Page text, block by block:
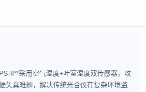
II**采用空气湿度+叶室湿度双传感器，攻
失真难题，解决传统光合仪在复杂环境监